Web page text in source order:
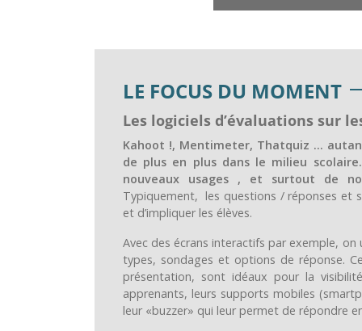
LE FOCUS DU MOMENT
Les logiciels d’évaluations sur
Kahoot !, Mentimeter, Thatquiz …
de plus en plus dans le milieu
nouveaux usages , et surtout de
Typiquement, les questions / réponses et
et d’impliquer les élèves.
Avec des écrans interactifs par exemple,
types, sondages et options de réponse.
présentation, sont idéaux pour la
apprenants, leurs supports mobiles
leur «buzzer» qui leur permet de répondre